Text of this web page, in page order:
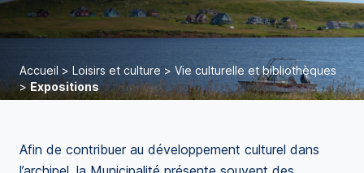
Accueil > Loisirs et culture > Vie culturelle et bibliothèques
>Expositions
Afin de contribuer au développement culturel dans